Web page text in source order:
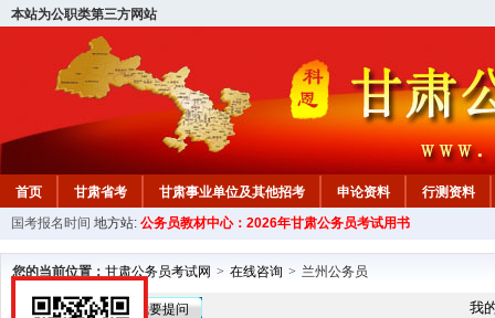
本站为公职类第三方网站
首页 甘肃省考 甘肃事业单位及其他招考 申论资料
行测资料
国考报名时间 地方站: 公务员教材中心：2026年甘肃公务员考试用书
您的当前位置： 甘肃公务员考试网 > 在线咨询 > 兰州公务员
在线咨询 我要提问 我